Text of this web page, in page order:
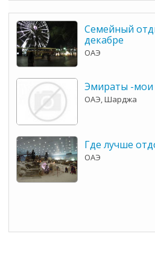
Семейный
декабре
ОАЭ
Эмираты -мои
ОАЭ, Шарджа
Где лучше
ОАЭ